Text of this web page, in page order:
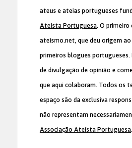
ateus e ateias portugueses
Ateísta Portuguesa. O
ateismo.net, que deu origem
primeiros blogues portugueses.
de divulgação de opinião e
que aqui colaboram. Todos os
espaço são da exclusiva
não representam
Associação Ateísta Portuguesa.